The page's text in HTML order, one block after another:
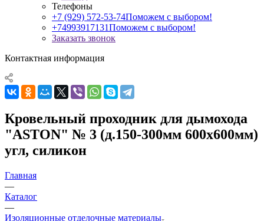
Телефоны
+7 (929) 572-53-74Поможем с выбором!
+74993917131Поможем с выбором!
Заказать звонок
Контактная информация
Кровельный проходник для дымохода
"ASTON" № 3 (д.150-300мм 600х600мм)
угл, силикон
Главная
—
Каталог
—
Изоляционные отделочные материалы